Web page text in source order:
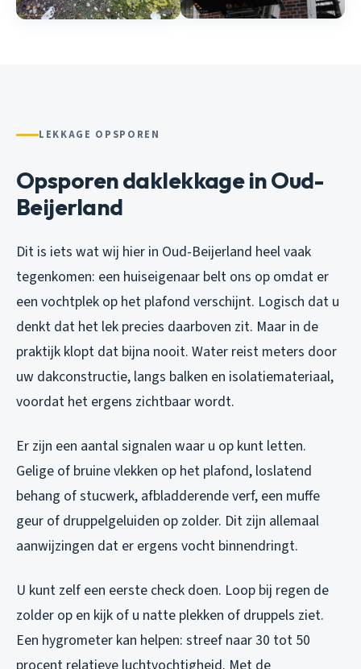
LEKKAGE OPSPOREN
Opsporen daklekkage in Oud-
Beijerland
Dit is iets wat wij hier in Oud-Beijerland heel vaak
tegenkomen: een huiseigenaar belt ons op omdat er
een vochtplek op het plafond verschijnt. Logisch dat u
denkt dat het lek precies daarboven zit. Maar in de
praktijk klopt dat bijna nooit. Water reist meters door
uw dakconstructie, langs balken en isolatiemateriaal,
voordat het ergens zichtbaar wordt.
Er zijn een aantal signalen waar u op kunt letten.
Gelige of bruine vlekken op het plafond, loslatend
behang of stucwerk, afbladderende verf, een muffe
geur of druppelgeluiden op zolder. Dit zijn allemaal
aanwijzingen dat er ergens vocht binnendringt.
U kunt zelf een eerste check doen. Loop bij regen de
zolder op en kijk of u natte plekken of druppels ziet.
Een hygrometer kan helpen: streef naar 30 tot 50